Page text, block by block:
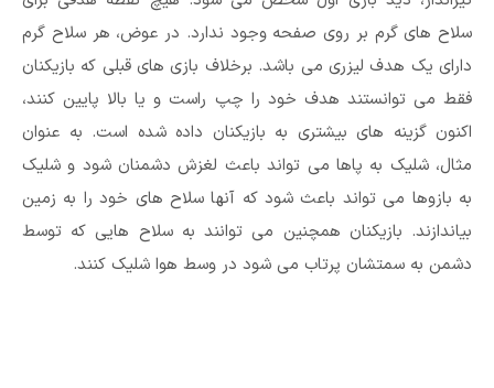
سلاح های گرم بر روی صفحه وجود ندارد. در عوض، هر سلاح گرم
دارای یک هدف لیزری می باشد. برخلاف بازی های قبلی که بازیکنان
فقط می توانستند هدف خود را چپ راست و یا بالا پایین کنند،
اکنون گزینه های بیشتری به بازیکنان داده شده است. به عنوان
مثال، شلیک به پاها می تواند باعث لغزش دشمنان شود و شلیک
به بازوها می تواند باعث شود که آنها سلاح های خود را به زمین
بیاندازند. بازیکنان همچنین می توانند به سلاح هایی که توسط
دشمن به سمتشان پرتاب می شود در وسط هوا شلیک کنند.